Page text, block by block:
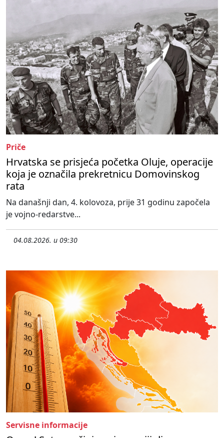
Priče
Hrvatska se prisjeća početka Oluje, operacije
koja je označila prekretnicu Domovinskog
rata
Na današnji dan, 4. kolovoza, prije 31 godinu započela
je vojno-redarstve...
04.08.2026. u 09:30
Servisne informacije